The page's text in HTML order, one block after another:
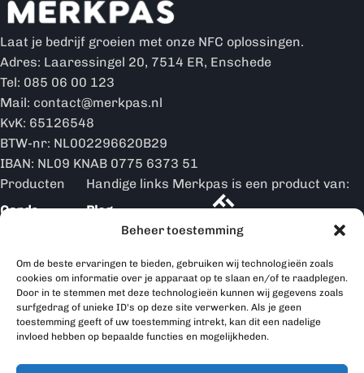
Beheer toestemming
Om de beste ervaringen te bieden, gebruiken wij technologieën zoals
cookies om informatie over je apparaat op te slaan en/of te raadplegen.
Door in te stemmen met deze technologieën kunnen wij gegevens zoals
surfgedrag of unieke ID's op deze site verwerken. Als je geen
toestemming geeft of uw toestemming intrekt, kan dit een nadelige
invloed hebben op bepaalde functies en mogelijkheden.
Laat je bedrijf groeien met onze NFC oplossingen.
Adres: Laaressingel 20, 7514 ER, Enschede
Tel: 085 06 00 123
Mail: contact@merkpas.nl
KvK: 65126548
BTW-nr: NL002296620B29
IBAN: NL09 KNAB 0775 6373 51
Producten
Cards
Displays
Handige links
Blog
Hoe werkt
het
Merkpas
producten
Contact
Merkpas is een product van:
Merkpas is partner van: